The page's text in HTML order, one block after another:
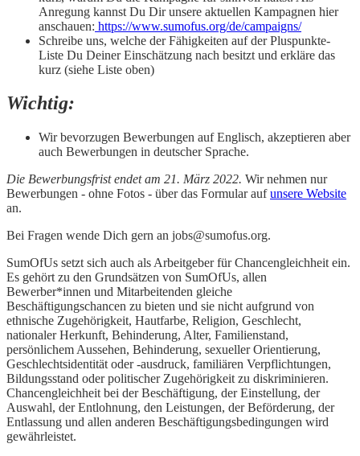
Anregung kannst Du Dir unsere aktuellen Kampagnen hier
anschauen: https://www.sumofus.org/de/campaigns/
Schreibe uns, welche der Fähigkeiten auf der Pluspunkte-
Liste Du Deiner Einschätzung nach besitzt und erkläre das
kurz (siehe Liste oben)
Wichtig:
Wir bevorzugen Bewerbungen auf Englisch, akzeptieren aber
auch Bewerbungen in deutscher Sprache.
Die Bewerbungsfrist endet am 21. März 2022. Wir nehmen nur
Bewerbungen - ohne Fotos - über das Formular aufunsere Website
an.
Bei Fragen wende Dich gern an jobs@sumofus.org.
SumOfUs setzt sich auch als Arbeitgeber für Chancengleichheit ein.
Es gehört zu den Grundsätzen von SumOfUs, allen
Bewerber*innen und Mitarbeitenden gleiche
Beschäftigungschancen zu bieten und sie nicht aufgrund von
ethnische Zugehörigkeit, Hautfarbe, Religion, Geschlecht,
nationaler Herkunft, Behinderung, Alter, Familienstand,
persönlichem Aussehen, Behinderung, sexueller Orientierung,
Geschlechtsidentität oder -ausdruck, familiären Verpflichtungen,
Bildungsstand oder politischer Zugehörigkeit zu diskriminieren.
Chancengleichheit bei der Beschäftigung, der Einstellung, der
Auswahl, der Entlohnung, den Leistungen, der Beförderung, der
Entlassung und allen anderen Beschäftigungsbedingungen wird
gewährleistet.